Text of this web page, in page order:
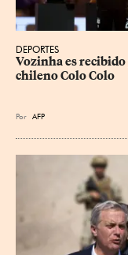
DEPORTES
Vozinha es
chileno Colo Colo
Por AFP